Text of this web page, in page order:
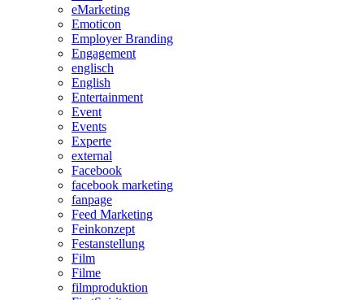
eMarketing
Emoticon
Employer Branding
Engagement
englisch
English
Entertainment
Event
Events
Experte
external
Facebook
facebook marketing
fanpage
Feed Marketing
Feinkonzept
Festanstellung
Film
Filme
filmproduktion